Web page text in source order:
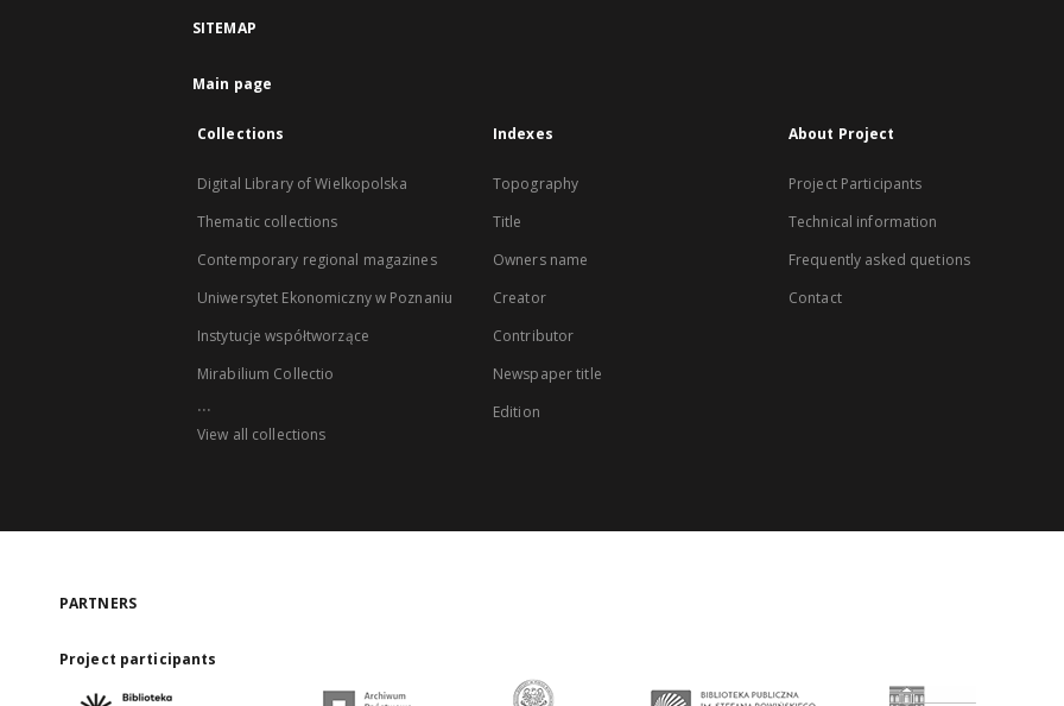
SITEMAP
Main page
Collections
Digital Library of Wielkopolska
Thematic collections
Contemporary regional magazines
Uniwersytet Ekonomiczny w Poznaniu
Instytucje współtworzące
Mirabilium Collectio
...
View all collections
Indexes
Topography
Title
Owners name
Creator
Contributor
Newspaper title
Edition
About Project
Project Participants
Technical information
Frequently asked quetions
Contact
PARTNERS
Project participants